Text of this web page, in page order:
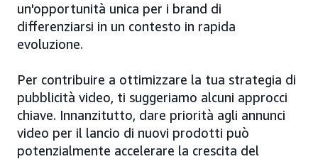
un'opportunità unica per i brand di
differenziarsi in un contesto in rapida
evoluzione.
Per contribuire a ottimizzare la tua strategia di
pubblicità video, ti suggeriamo alcuni approcci
chiave. Innanzitutto, dare priorità agli annunci
video per il lancio di nuovi prodotti può
potenzialmente accelerare la crescita del